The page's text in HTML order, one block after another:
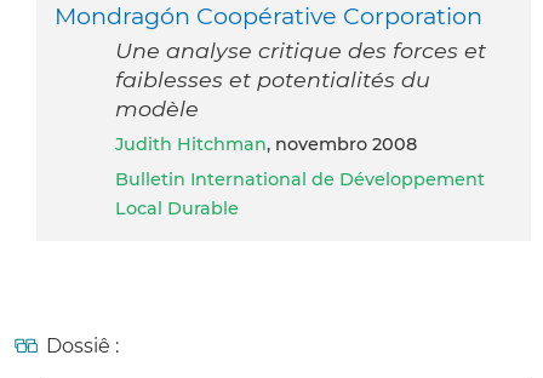
Mondragón Coopérative Corporation
Une analyse critique des forces et
faiblesses et potentialités du
modèle
Judith Hitchman, novembro 2008
Bulletin International de Développement
Local Durable
Dossiê :